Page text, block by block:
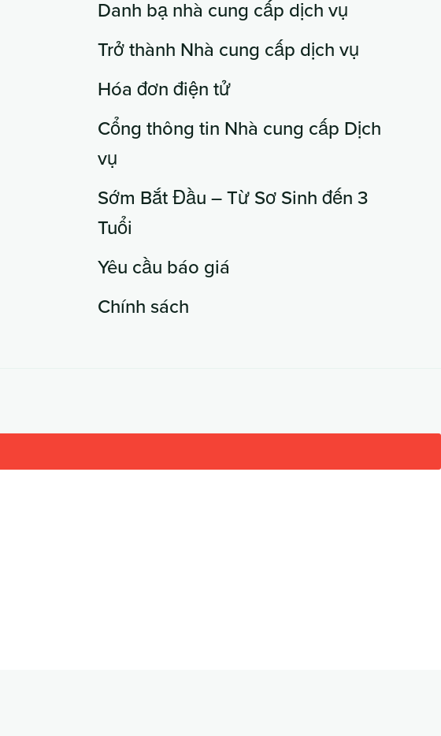
Danh bạ nhà cung cấp dịch vụ
Trở thành Nhà cung cấp dịch vụ
Hóa đơn điện tử
Cổng thông tin Nhà cung cấp Dịch
vụ
Sớm Bắt Đầu – Từ Sơ Sinh đến 3
Tuổi
Yêu cầu báo giá
Chính sách